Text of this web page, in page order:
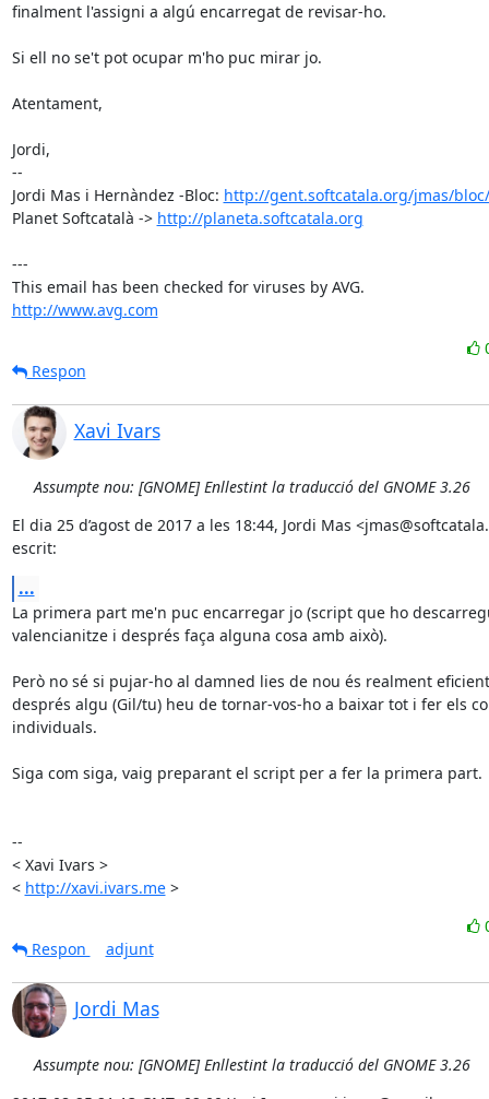
finalment l'assigni a algú encarregat de revisar-ho.
Si ell no se't pot ocupar m'ho puc mirar jo.
Atentament,
Jordi,
--
Jordi Mas i Hernàndez -Bloc: http://gent.softcatala.org/jmas/bloc/
Planet Softcatalà -> http://planeta.softcatala.org
---
http://www.avg.com
Respon
Xavi Ivars
Assumpte nou: [GNOME] Enllestint la traducció del GNOME 3.26
El dia 25 d’agost de 2017 a les 18:44, Jordi Mas
escrit:
...
La primera part me'n puc encarregar jo (script que ho
valencianitze i després faça alguna cosa amb això).
Però no sé si pujar-ho al damned lies de nou és realment
després algu (Gil/tu) heu de tornar-vos-ho a baixar tot i fer els
individuals.
Siga com siga, vaig preparant el script per a fer la primera part.
--
< Xavi Ivars >
< http://xavi.ivars.me >
Respon
adjunt
Jordi Mas
Assumpte nou: [GNOME] Enllestint la traducció del GNOME 3.26